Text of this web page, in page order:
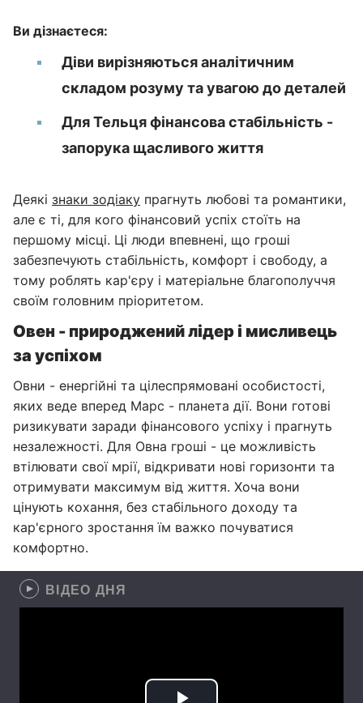
Ви дізнаєтеся:
Діви вирізняються аналітичним
складом розуму та увагою до деталей
Для Тельця фінансова стабільність -
запорука щасливого життя
Деякі знаки зодіаку прагнуть любові та романтики,
але є ті, для кого фінансовий успіх стоїть на
першому місці. Ці люди впевнені, що гроші
забезпечують стабільність, комфорт і свободу, а
тому роблять кар'єру і матеріальне благополуччя
своїм головним пріоритетом.
Овен - природжений лідер і мисливець
за успіхом
Овни - енергійні та цілеспрямовані особистості,
яких веде вперед Марс - планета дії. Вони готові
ризикувати заради фінансового успіху і прагнуть
незалежності. Для Овна гроші - це можливість
втілювати свої мрії, відкривати нові горизонти та
отримувати максимум від життя. Хоча вони
цінують кохання, без стабільного доходу та
кар'єрного зростання їм важко почуватися
комфортно.
ВІДЕО ДНЯ